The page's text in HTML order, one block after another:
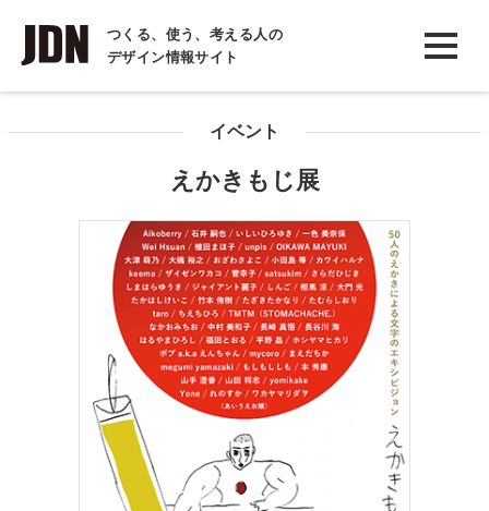
つくる、使う、考える人の
デザイン情報サイト
INTERVIEW
インタビュー
イベント
えかきもじ展